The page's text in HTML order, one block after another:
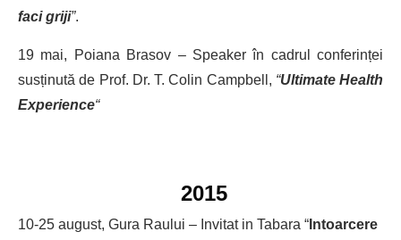
faci griji”.
19 mai, Poiana Brasov – Speaker în cadrul conferinței
susținută de Prof. Dr. T. Colin Campbell, “Ultimate Health
Experience“
2015
10-25 august, Gura Raului – Invitat in Tabara “ Intoarcere